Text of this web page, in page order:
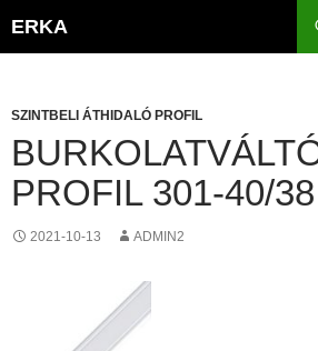
ERKA
SZINTBELI ÁTHIDALÓ PROFIL
PROFIL 301-40/38
2021-10-13 ADMIN2